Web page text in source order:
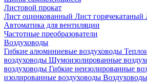
Листовой прокат
Лист оцинкованный Лист горячекатаный
Автоматика для вентиляции
Частотные преобразователи
Воздуховоды
Гибкие алюминиевые воздуховоды
воздуховоды Шумоизолированные
воздуховоды Гибкие неизолированные
изолированные воздуховоды